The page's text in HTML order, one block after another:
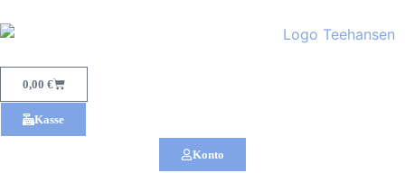
0,00 €
Kasse
Konto